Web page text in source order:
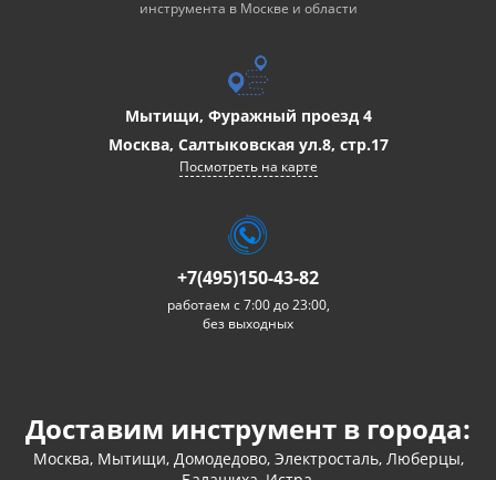
инструмента в Москве и области
Мытищи, Фуражный проезд 4
Москва, Салтыковская ул.8, стр.17
Посмотреть на карте
+7(495)150-43-82
работаем с 7:00 до 23:00,
без выходных
Доставим инструмент в города:
Москва, Мытищи, Домодедово, Электросталь, Люберцы,